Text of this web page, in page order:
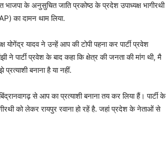
के अनुसुचित जाति प्रकोष्ठ के प्रदेश उपाध्यक्ष भागीरथी
का दामन थाम लिया.
यादव ने उन्हें आप की टोपी पहना कर पार्टी प्रवेश
पार्टी प्रवेश के बाद कहा कि क्षेत्र की जनता की मांग थी, मै
बनाना है या नहीं.
से आप का प्रत्याशी बनाना तय कर लिया हैं। पार्टी के
को लेकर रायपुर रवाना हो रहें है. जहां प्रदेश के नेताओं से